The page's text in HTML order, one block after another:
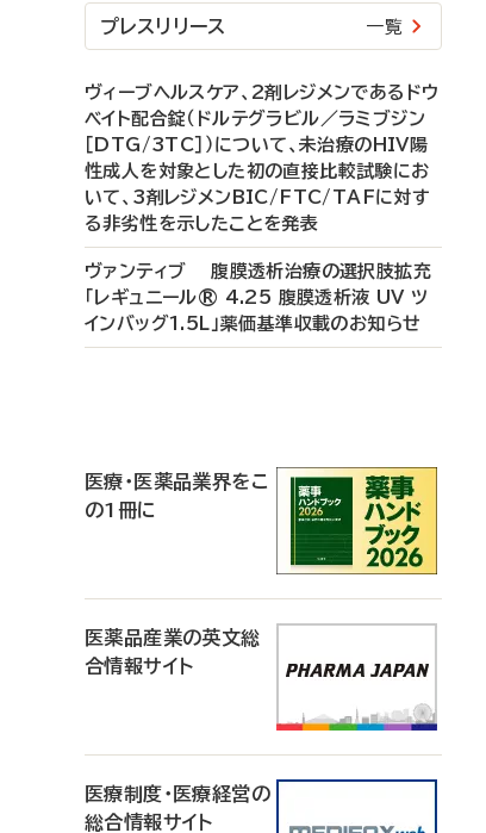
プレスリリース 一覧
ヴィーブヘルスケア、2剤レジメンであるドウ
ベイト配合錠（ドルテグラビル／ラミブジン
［DTG/3TC］）について、未治療のHIV陽
性成人を対象とした初の直接比較試験にお
いて、3剤レジメンBIC/FTC/TAFに対す
る非劣性を示したことを発表
ヴァンティブ 腹膜透析治療の選択肢拡充
「レギュニール® 4.25 腹膜透析液 UV ツ
インバッグ1.5L」薬価基準収載のお知らせ
医療・医薬品業界をこ
の1冊に
医薬品産業の英文総
合情報サイト
医療制度・医療経営の
総合情報サイト